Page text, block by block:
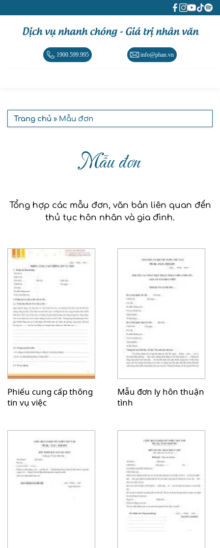
Dịch vụ nhanh chóng - Giá trị nhân văn
1900.599.995 info@phan.vn
Trang chủ » Mẫu đơn
Mẫu đơn
Tổng hợp các mẫu đơn, văn bản liên quan đến
thủ tục hôn nhân và gia đình.
Phiếu cung cấp thông
tin vụ việc
Mẫu đơn ly hôn thuận
tình